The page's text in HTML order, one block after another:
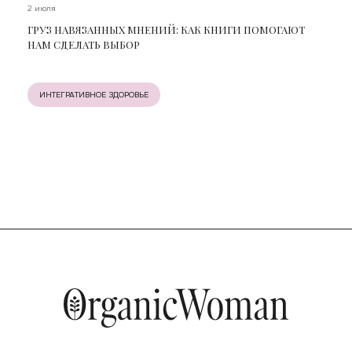
2 июля
ГРУЗ НАВЯЗАННЫХ МНЕНИЙ: КАК КНИГИ ПОМОГАЮТ
НАМ СДЕЛАТЬ ВЫБОР
ИНТЕГРАТИВНОЕ ЗДОРОВЬЕ